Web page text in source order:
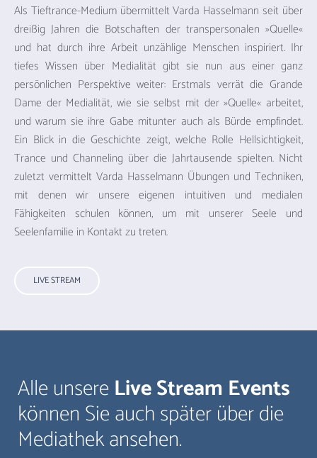
Als Tieftrance-Medium übermittelt Varda Hasselmann seit über
dreißig Jahren die Botschaften der transpersonalen »Quelle«
und hat durch ihre Arbeit unzählige Menschen inspiriert. Ihr
tiefes Wissen über Medialität gibt sie nun aus einer ganz
persönlichen Perspektive weiter: Erstmals verrät die Grande
Dame der Medialität, wie sie selbst mit der »Quelle« arbeitet,
und warum sie ihre Gabe mitunter auch als Bürde empfindet.
Ein Blick in die Geschichte zeigt, welche Rolle Hellsichtigkeit,
Trance und Channeling über die Jahrtausende spielten. Nicht
zuletzt vermittelt Varda Hasselmann Übungen und Techniken,
mit denen wir unsere eigenen intuitiven und medialen
Fähigkeiten schulen können, um mit unserer Seele und
Seelenfamilie in Kontakt zu treten.
LIVE STREAM
Alle unsereLive Stream Events
können Sie auch später über die
Mediathek ansehen.